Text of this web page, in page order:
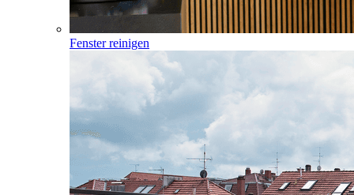
Fenster reinigen